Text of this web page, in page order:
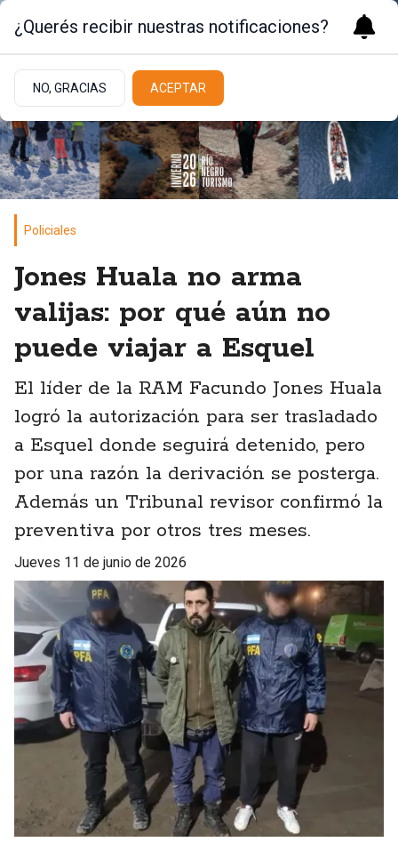
Policiales
Jones Huala no arma
valijas: por qué aún no
puede viajar a Esquel
El líder de la RAM Facundo Jones Huala
logró la autorización para ser trasladado
a Esquel donde seguirá detenido, pero
por una razón la derivación se posterga.
Además un Tribunal revisor confirmó la
preventiva por otros tres meses.
jueves 11 de junio de 2026
¿Querés recibir nuestras notificaciones?
NO, GRACIAS ACEPTAR